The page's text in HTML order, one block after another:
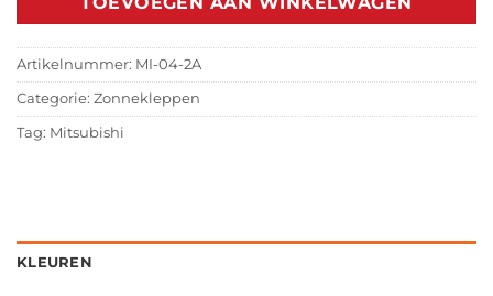
Artikelnummer: MI-04-2A
Categorie: Zonnekleppen
Tag: Mitsubishi
KLEUREN